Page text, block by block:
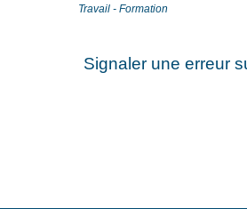
Travail - Formation
Signaler une erreur